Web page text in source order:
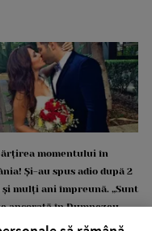
momentului în
Și-au spus adio după 2
și mulți ani împreună. „Sunt
ancorată în Dumnezeu.
tot greul în mâinile